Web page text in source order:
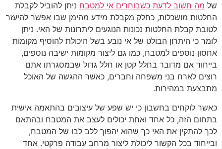
של מה חשוב לדעת כשבוחרים אי למטבח ניתן להוביל לקבלת
החלטות מושכלות, כחלק מקבלת מידע מהימן שבו אפשר להיעזר
לטובת קבלת החלטות נכונות הנוגעים ליתרונות של האי. ניתן
לומר כי היתרון הבולט של אי נובע בשל היכולת להוסיף מקומות
אחסון נוספים למטבח, כמו גם ליצור מקומות ישיבה נוספים,
בייחוד אם מדובר בחלל קטן או חלל גדול שבמסגרתו אתם
רוצים לארח בני משפחה וחברים, כאשר ההגשה של האוכל
מתבצעת במהירות.
כאשר לוקחים בחשבון כי יש שפע של עיצובים בהתאמה אישית
בתחום הזה, כל אחד ואחת יכולים לעצב את המטבח ובהתאם
לכך להתקין את האי כך שהוא יהפוך ללב לבו של המטבח,
ובייחוד בכל הקשור ליכולת ליצור מרחב עבודה פרקטי. אחד